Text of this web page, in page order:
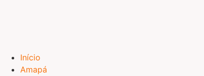
Início
Amapá